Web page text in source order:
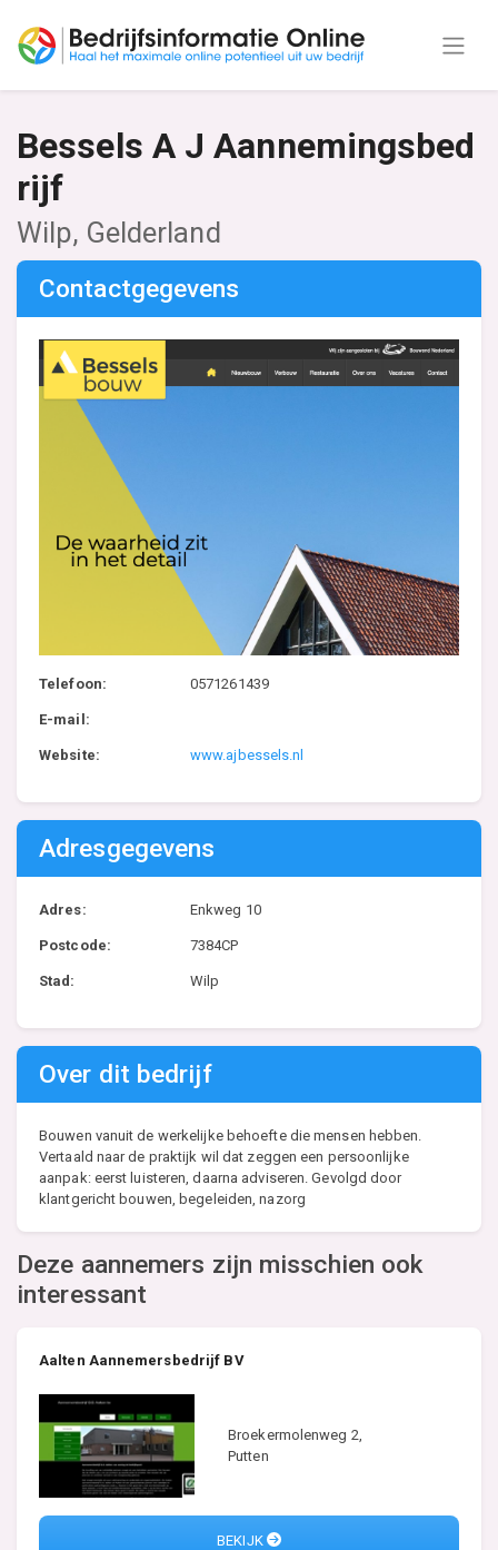
Bessels A J Aannemingsbed
rijf
Wilp, Gelderland
Contactgegevens
Telefoon: 0571261439
E-mail:
Website: www.ajbessels.nl
Adresgegevens
Adres: Enkweg 10
Postcode: 7384CP
Stad: Wilp
Over dit bedrijf
Bouwen vanuit de werkelijke behoefte die mensen hebben.
Vertaald naar de praktijk wil dat zeggen een persoonlijke
aanpak: eerst luisteren, daarna adviseren. Gevolgd door
klantgericht bouwen, begeleiden, nazorg
Deze aannemers zijn misschien ook
interessant
Aalten Aannemersbedrijf BV
Broekermolenweg 2,
Putten
BEKIJK